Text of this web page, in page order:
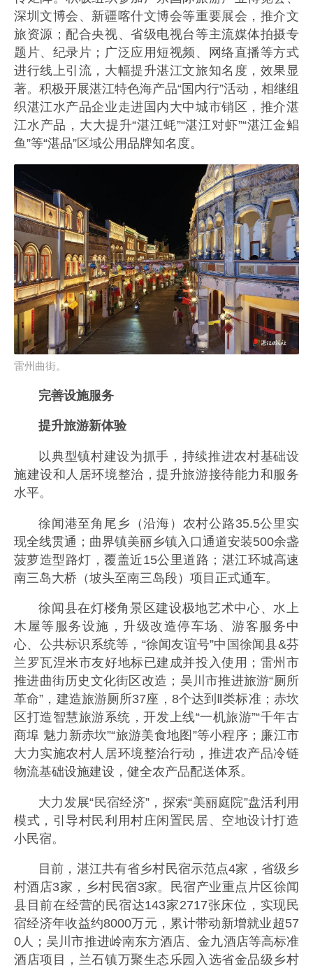
深圳文博会、新疆喀什文博会等重要展会，推介文
旅资源；配合央视、省级电视台等主流媒体拍摄专
题片、纪录片；广泛应用短视频、网络直播等方式
进行线上引流，大幅提升湛江文旅知名度，效果显
著。积极开展湛江特色海产品“国内行”活动，相继组
织湛江水产品企业走进国内大中城市销区，推介湛
江水产品，大大提升“湛江蚝”“湛江对虾”“湛江金鲳
鱼”等“湛品”区域公用品牌知名度。
雷州曲街。
完善设施服务
提升旅游新体验
以典型镇村建设为抓手，持续推进农村基础设
施建设和人居环境整治，提升旅游接待能力和服务
水平。
徐闻港至角尾乡（沿海）农村公路35.5公里实
现全线贯通；曲界镇美丽乡镇入口通道安装500余盏
菠萝造型路灯，覆盖近15公里道路；湛江环城高速
南三岛大桥（坡头至南三岛段）项目正式通车。
徐闻县在灯楼角景区建设极地艺术中心、水上
木屋等服务设施，升级改造停车场、游客服务中
心、公共标识系统等，“徐闻友谊号”中国徐闻县&芬
兰罗瓦涅米市友好地标已建成并投入使用；雷州市
推进曲街历史文化街区改造；吴川市推进旅游“厕所
革命”，建造旅游厕所37座，8个达到Ⅱ类标准；赤坎
区打造智慧旅游系统，开发上线“一机旅游”“千年古
商埠 魅力新赤坎”“旅游美食地图”等小程序；廉江市
大力实施农村人居环境整治行动，推进农产品冷链
物流基础设施建设，健全农产品配送体系。
大力发展“民宿经济”，探索“美丽庭院”盘活利用
模式，引导村民利用村庄闲置民居、空地设计打造
小民宿。
目前，湛江共有省乡村民宿示范点4家，省级乡
村酒店3家，乡村民宿3家。民宿产业重点片区徐闻
县目前在经营的民宿达143家2717张床位，实现民
宿经济年收益约8000万元，累计带动新增就业超57
0人；吴川市推进岭南东方酒店、金九酒店等高标准
酒店项目，兰石镇万聚生态乐园入选省金品级乡村